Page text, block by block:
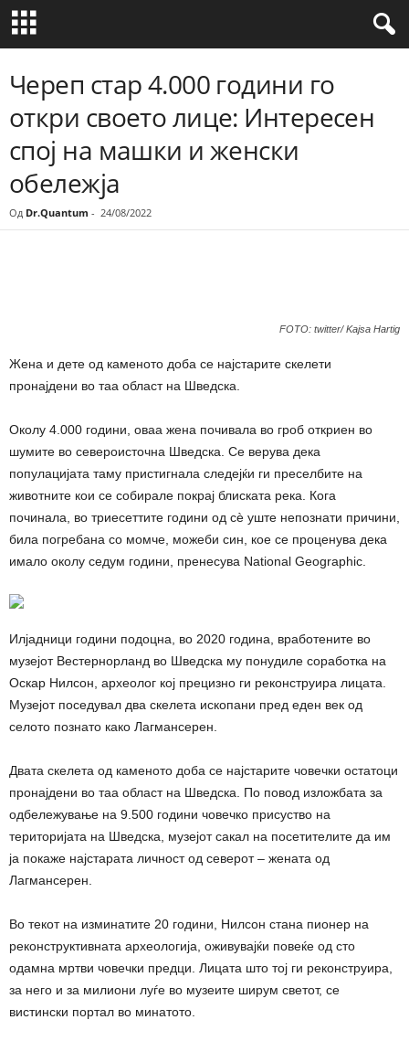
Череп стар 4.000 години го
откри своето лице: Интересен
спој на машки и женски
обележја
Од Dr.Quantum - 24/08/2022
FOTO: twitter/ Kajsa Hartig
Жена и дете од каменото доба се најстарите скелети
пронајдени во таа област на Шведска.
Околу 4.000 години, оваа жена почивала во гроб откриен во
шумите во североисточна Шведска. Се верува дека
популацијата таму пристигнала следејќи ги преселбите на
животните кои се собирале покрај блиската река. Кога
починала, во триесеттите години од сѐ уште непознати причини,
била погребана со момче, можеби син, кое се проценува дека
имало околу седум години, пренесува National Geographic.
Илјадници години подоцна, во 2020 година, вработените во
музејот Вестернорланд во Шведска му понудиле соработка на
Оскар Нилсон, археолог кој прецизно ги реконструира лицата.
Музејот поседувал два скелета ископани пред еден век од
селото познато како Лагмансерен.
Двата скелета од каменото доба се најстарите човечки остатоци
пронајдени во таа област на Шведска. По повод изложбата за
одбележување на 9.500 години човечко присуство на
територијата на Шведска, музејот сакал на посетителите да им
ја покаже најстарата личност од северот – жената од
Лагмансерен.
Во текот на изминатите 20 години, Нилсон стана пионер на
реконструктивната археологија, оживувајќи повеќе од сто
одамна мртви човечки предци. Лицата што тој ги реконструира,
за него и за милиони луѓе во музеите ширум светот, се
вистински портал во минатото.